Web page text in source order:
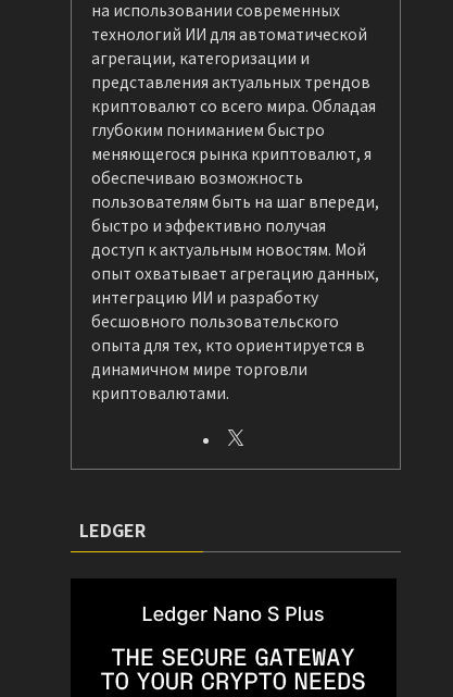
на использовании современных
технологий ИИ для автоматической
агрегации, категоризации и
представления актуальных трендов
криптовалют со всего мира. Обладая
глубоким пониманием быстро
меняющегося рынка криптовалют, я
обеспечиваю возможность
пользователям быть на шаг впереди,
быстро и эффективно получая
доступ к актуальным новостям. Мой
опыт охватывает агрегацию данных,
интеграцию ИИ и разработку
бесшовного пользовательского
опыта для тех, кто ориентируется в
динамичном мире торговли
криптовалютами.
LEDGER